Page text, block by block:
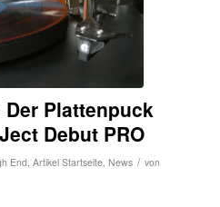
Plattenpuck
Debut PRO
End, Artikel Startseite, News / von